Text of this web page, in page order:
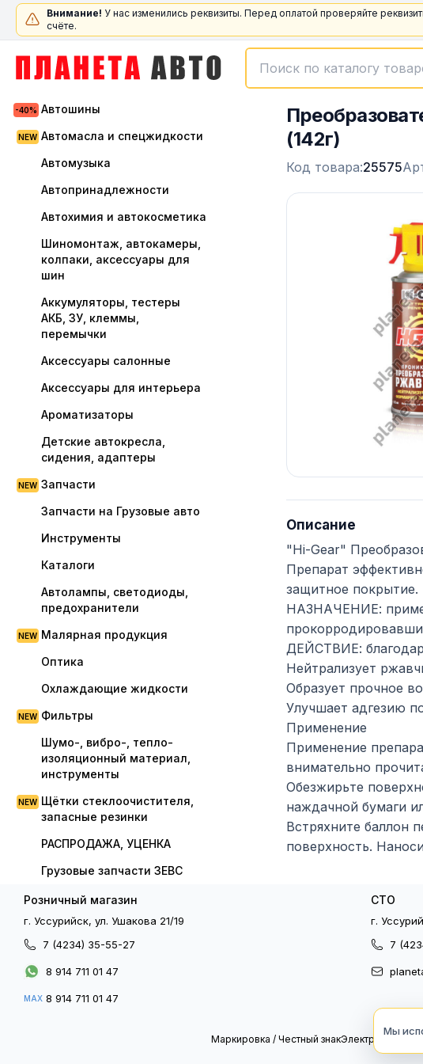
Внимание! У нас изменились реквизиты. Перед оплатой проверяйте
счёте.
Автошины
Автомасла и спецжидкости
Автомузыка
Автопринадлежности
Автохимия и автокосметика
Шиномонтаж, автокамеры,
колпаки, аксессуары для
шин
Аккумуляторы, тестеры
АКБ, ЗУ, клеммы,
перемычки
Аксессуары салонные
Аксессуары для интерьера
Ароматизаторы
Детские автокресла,
сидения, адаптеры
Запчасти
Запчасти на Грузовые авто
Инструменты
Каталоги
Автолампы, светодиоды,
предохранители
Малярная продукция
Оптика
Охлаждающие жидкости
Фильтры
Шумо-, вибро-, тепло-
изоляционный материал,
инструменты
Щётки стеклоочистителя,
запасные резинки
РАСПРОДАЖА, УЦЕНКА
Грузовые запчасти ЗЕВС
(142г)
Код товара:25575
Описание
"Hi-Gear"
Препарат
защитное покрытие.
НАЗНАЧЕНИЕ:
ДЕЙСТВИЕ:
Нейтрализует
Образует прочное
Улучшает адгезию
Применение
Применение
внимательно
Обезжирьте
наждачной бумаги
Встряхните баллон
поверхность.
Розничный магазин
г. Уссурийск, ул. Ушакова 21/19
7 (4234) 35-55-27
8 914 711 01 47
MAX 8 914 711 01 47
СТО
г.
7
Маркировка / Честный знакЭлектронный
Мы